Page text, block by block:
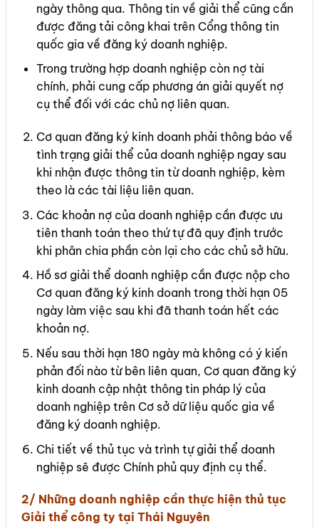
ngày thông qua. Thông tin về giải thể cũng cần
được đăng tải công khai trên Cổng thông tin
quốc gia về đăng ký doanh nghiệp.
Trong trường hợp doanh nghiệp còn nợ tài
chính, phải cung cấp phương án giải quyết nợ
cụ thể đối với các chủ nợ liên quan.
Cơ quan đăng ký kinh doanh phải thông báo về
tình trạng giải thể của doanh nghiệp ngay sau
khi nhận được thông tin từ doanh nghiệp, kèm
theo là các tài liệu liên quan.
Các khoản nợ của doanh nghiệp cần được ưu
tiên thanh toán theo thứ tự đã quy định trước
khi phân chia phần còn lại cho các chủ sở hữu.
Hồ sơ giải thể doanh nghiệp cần được nộp cho
Cơ quan đăng ký kinh doanh trong thời hạn 05
ngày làm việc sau khi đã thanh toán hết các
khoản nợ.
Nếu sau thời hạn 180 ngày mà không có ý kiến
phản đối nào từ bên liên quan, Cơ quan đăng ký
kinh doanh cập nhật thông tin pháp lý của
doanh nghiệp trên Cơ sở dữ liệu quốc gia về
đăng ký doanh nghiệp.
Chi tiết về thủ tục và trình tự giải thể doanh
nghiệp sẽ được Chính phủ quy định cụ thể.
2/ Những doanh nghiệp cần thực hiện thủ tục
Giải thể công ty tại Thái Nguyên